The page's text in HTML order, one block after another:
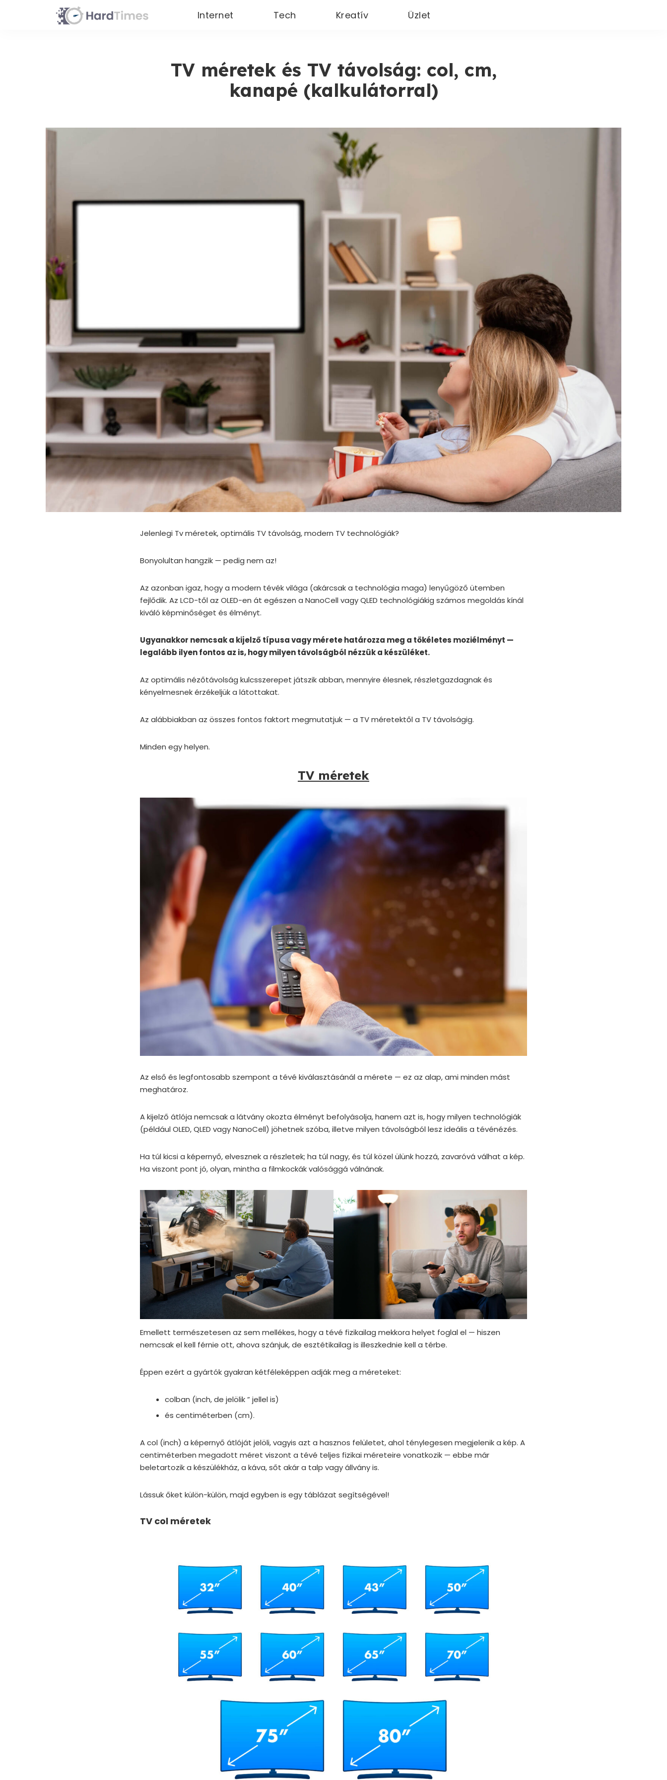
Internet Tech Kreatív Üzlet
TV méretek és TV távolság: col, cm,
kanapé (kalkulátorral)
Jelenlegi Tv méretek, optimális TV távolság, modern TV technológiák?
Bonyolultan hangzik — pedig nem az!
Az azonban igaz, hogy a modern tévék világa (akárcsak a technológia maga) lenyűgöző ütemben
fejlődik. Az LCD-től az OLED-en át egészen a NanoCell vagy QLED technológiákig számos megoldás kínál
kiváló képminőséget és élményt.
Ugyanakkor nemcsak a kijelző típusa vagy mérete határozza meg a tökéletes moziélményt —
legalább ilyen fontos az is, hogy milyen távolságból nézzük a készüléket.
Az optimális nézőtávolság kulcsszerepet játszik abban, mennyire élesnek, részletgazdagnak és
kényelmesnek érzékeljük a látottakat.
Az alábbiakban az összes fontos faktort megmutatjuk — a TV méretektől a TV távolságig.
Minden egy helyen.
TV méretek
Az első és legfontosabb szempont a tévé kiválasztásánál a mérete — ez az alap, ami minden mást
meghatároz.
A kijelző átlója nemcsak a látvány okozta élményt befolyásolja, hanem azt is, hogy milyen technológiák
(például OLED, QLED vagy NanoCell) jöhetnek szóba, illetve milyen távolságból lesz ideális a tévénézés.
Ha túl kicsi a képernyő, elvesznek a részletek; ha túl nagy, és túl közel ülünk hozzá, zavaróvá válhat a kép.
Ha viszont pont jó, olyan, mintha a filmkockák valósággá válnának.
Emellett természetesen az sem mellékes, hogy a tévé fizikailag mekkora helyet foglal el — hiszen
nemcsak el kell férnie ott, ahova szánjuk, de esztétikailag is illeszkednie kell a térbe.
Éppen ezért a gyártók gyakran kétféleképpen adják meg a méreteket:
colban (inch, de jelölik ” jellel is)
és centiméterben (cm).
A col (inch) a képernyő átlóját jelöli, vagyis azt a hasznos felületet, ahol ténylegesen megjelenik a kép. A
centiméterben megadott méret viszont a tévé teljes fizikai méreteire vonatkozik — ebbe már
beletartozik a készülékház, a káva, sőt akár a talp vagy állvány is.
Lássuk őket külön-külön, majd egyben is egy táblázat segítségével!
TV col méretek